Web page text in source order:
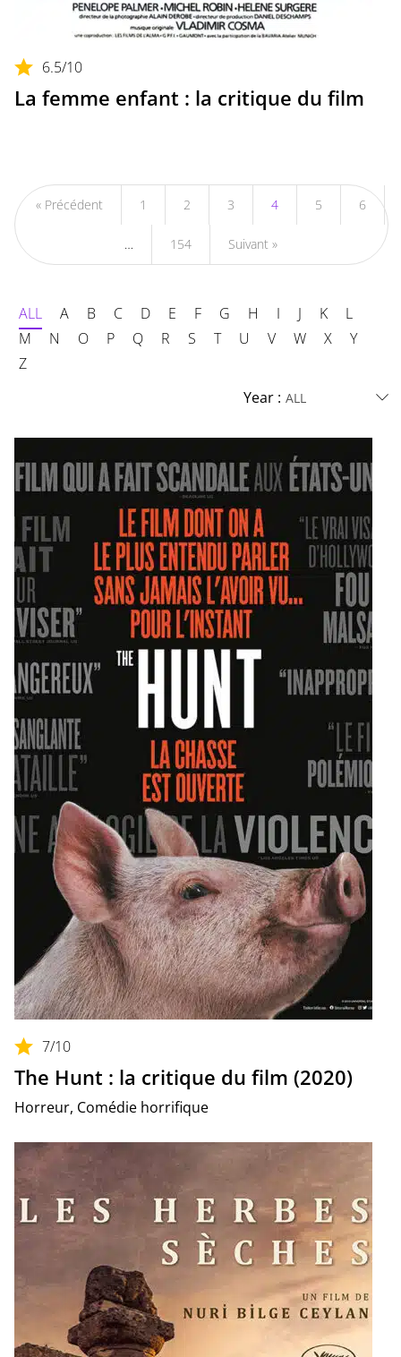
6.5/10
La femme enfant : la critique du film
« Précédent 1 2 3 4 5 6
… 154 Suivant »
ALL A B C D E F G H I J K
L
M
N O P Q R S T U V W X
Y
Z
Year :
7/10
The Hunt : la critique du film (2020)
Horreur, Comédie horrifique